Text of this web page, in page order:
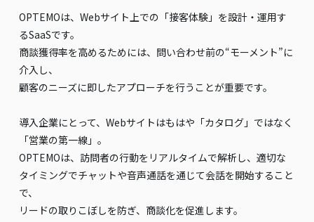
OPTEMOは、Webサイト上での「接客体験」を設計・運用す
るSaaSです。
商談獲得率を高めるためには、問い合わせ前の“モーメント”に
介入し、
顧客のニーズに即したアプローチを行うことが重要です。
導入企業にとって、Webサイトはもはや「カタログ」ではなく
「営業の第一線」。
OPTEMOは、訪問者の行動をリアルタイムで解析し、適切な
タイミングでチャットや音声通話を通じて会話を開始すること
で、
リードの取りこぼしを防ぎ、商談化を促進します。